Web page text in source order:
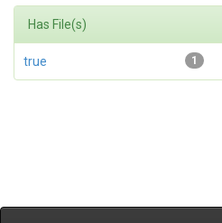
Has File(s)
1
true